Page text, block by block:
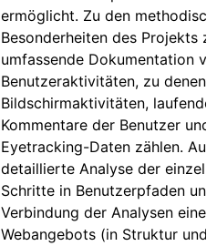
ermöglicht. Zu den
Besonderheiten des Projekts
umfassende Dokumentation
Benutzeraktivitäten, zu denen
Bildschirmaktivitäten, laufende
Kommentare der Benutzer und
Eyetracking-Daten zählen.
detaillierte Analyse der
Schritte in Benutzerpfaden
Verbindung der Analysen
Webangebots (in Struktur und